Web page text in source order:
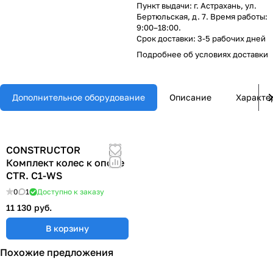
Пункт выдачи: г. Астрахань, ул.
Бертюльская, д. 7. Время работы:
9:00–18:00.
Срок доставки: 3-5 рабочих дней
Подробнее обусловиях доставки
Дополнительное оборудование Описание
CONSTRUCTOR
Комплект колес к опоре
CTR. C1-WS
0 1 Доступно к заказу
11 130 руб.
В корзину
Похожие предложения